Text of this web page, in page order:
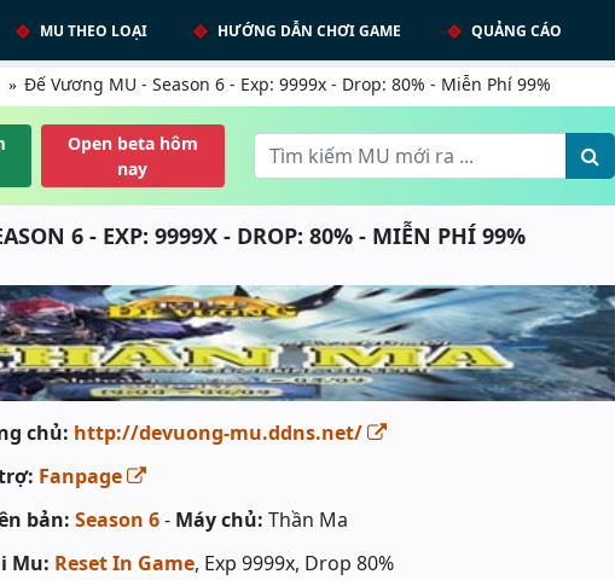
MU THEO LOẠI HƯỚNG DẪN CHƠI GAME QUẢNG CÁO
Đế Vương MU - Season 6 - Exp: 9999x - Drop: 80% - Miễn Phí 99%
Open beta hôm
nay
6 - EXP: 9999X - DROP: 80% - MIỄN PHÍ 99%
chủ: http://devuong-mu.ddns.net/
Fanpage
bản: Season 6- Máy chủ: Thần Ma
Mu: Reset In Game, Exp 9999x, Drop 80%